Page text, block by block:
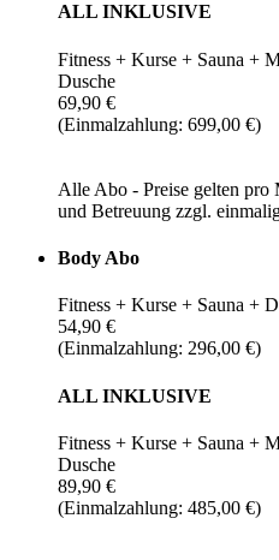
ALL INKLUSIVE
Fitness + Kurse + Sauna +
Dusche
69,90 €
(Einmalzahlung: 699,00 €)
Alle Abo - Preise gelten pro
und Betreuung zzgl.
Body Abo
Fitness + Kurse + Sauna +
54,90 €
(Einmalzahlung: 296,00 €)
ALL INKLUSIVE
Fitness + Kurse + Sauna +
Dusche
89,90 €
(Einmalzahlung: 485,00 €)